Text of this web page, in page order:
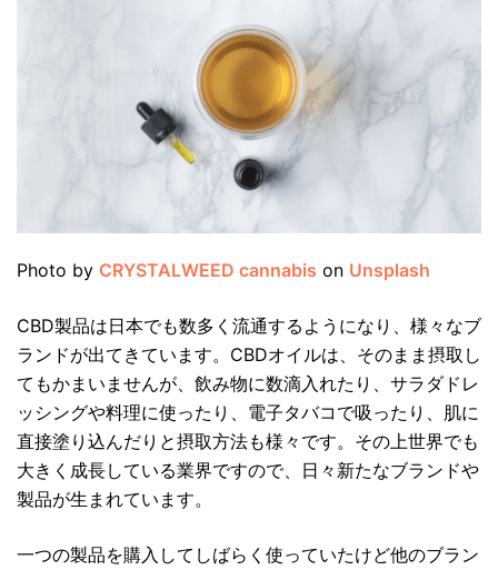
Photo by CRYSTALWEED cannabis on Unsplash
CBD製品は日本でも数多く流通するようになり、様々なブ
ランドが出てきています。CBDオイルは、そのまま摂取し
てもかまいませんが、飲み物に数滴入れたり、サラダドレ
ッシングや料理に使ったり、電子タバコで吸ったり、肌に
直接塗り込んだりと摂取方法も様々です。その上世界でも
大きく成長している業界ですので、日々新たなブランドや
製品が生まれています。
一つの製品を購入してしばらく使っていたけど他のブラン